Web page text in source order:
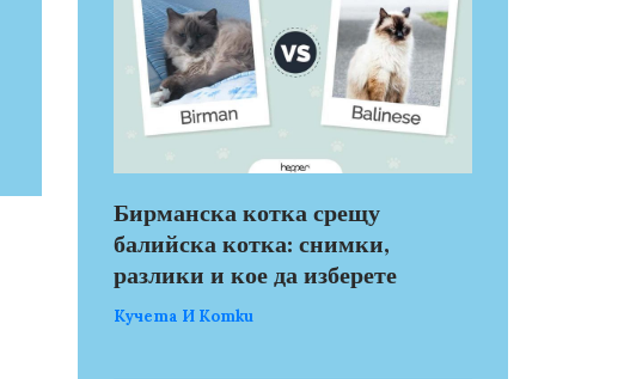
Бирманска котка срещу
балийска котка: снимки,
разлики и кое да изберете
Кучета И Котки